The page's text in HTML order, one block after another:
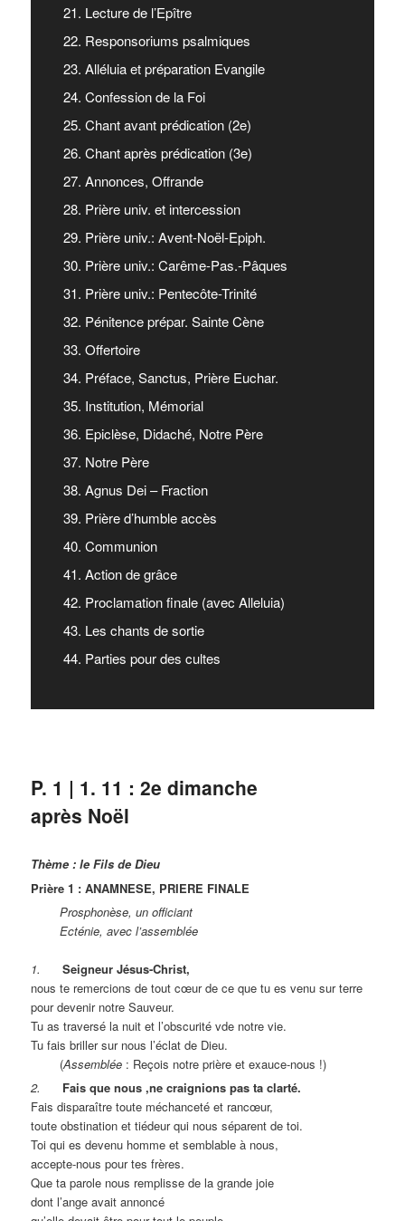
P. 1 | 1. 11 : 2e dimanche
après Noël
Thème : le Fils de Dieu
Prière 1 : ANAMNESE, PRIERE FINALE
Prosphonèse, un officiant
Ecténie, avec l’assemblée
1.
Seigneur Jésus-Christ,
nous te remercions de tout cœur de ce que tu es venu sur terre
pour devenir notre Sauveur.
Tu as traversé la nuit et l’obscurité vde notre vie.
Tu fais briller sur nous l’éclat de Dieu.
(Assemblée : Reçois notre prière et exauce-nous !)
2.
Fais que nous ,ne craignions pas ta clarté.
Fais disparaître toute méchanceté et rancœur,
toute obstination et tiédeur qui nous séparent de toi.
Toi qui es devenu homme et semblable à nous,
accepte-nous pour tes frères.
Que ta parole nous remplisse de la grande joie
dont l’ange avait annoncé
21. Lecture de l’Epître
22. Responsoriums psalmiques
23. Alléluia et préparation Evangile
24. Confession de la Foi
25. Chant avant prédication (2e)
26. Chant après prédication (3e)
27. Annonces, Offrande
28. Prière univ. et intercession
29. Prière univ.: Avent-Noël-Epiph.
30. Prière univ.: Carême-Pas.-Pâques
31. Prière univ.: Pentecôte-Trinité
32. Pénitence prépar. Sainte Cène
33. Offertoire
34. Préface, Sanctus, Prière Euchar.
35. Institution, Mémorial
36. Epiclèse, Didaché, Notre Père
37. Notre Père
38. Agnus Dei – Fraction
39. Prière d’humble accès
40. Communion
41. Action de grâce
42. Proclamation finale (avec Alleluia)
43. Les chants de sortie
44. Parties pour des cultes